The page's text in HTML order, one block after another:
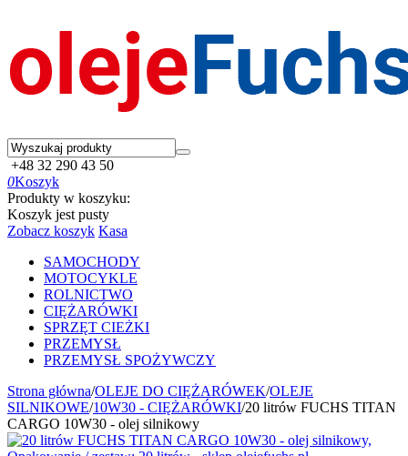
+48 32 290 43 50
0Koszyk
Produkty w koszyku:
Koszyk jest pusty
Zobacz koszyk Kasa
SAMOCHODY
MOTOCYKLE
ROLNICTWO
CIĘŻARÓWKI
SPRZĘT CIEŻKI
PRZEMYSŁ
PRZEMYSŁ SPOŻYWCZY
Strona główna/OLEJE DO CIĘŻARÓWEK/OLEJE
SILNIKOWE/10W30 - CIĘŻARÓWKI/20 litrów FUCHS TITAN
CARGO 10W30 - olej silnikowy